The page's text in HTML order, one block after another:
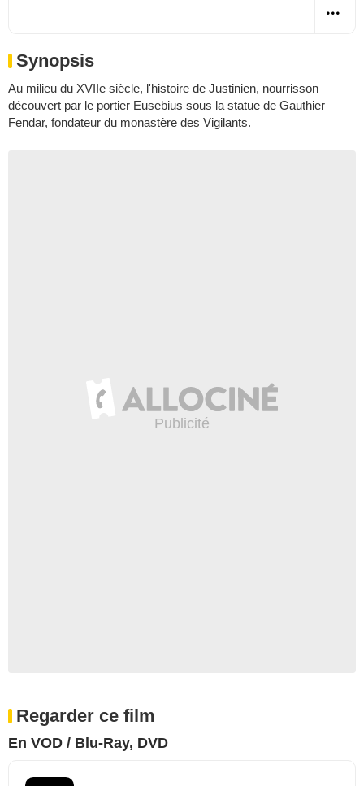
Synopsis
Au milieu du XVIIe siècle, l'histoire de Justinien, nourrisson
découvert par le portier Eusebius sous la statue de Gauthier
Fendar, fondateur du monastère des Vigilants.
Regarder ce film
En VOD / Blu-Ray, DVD